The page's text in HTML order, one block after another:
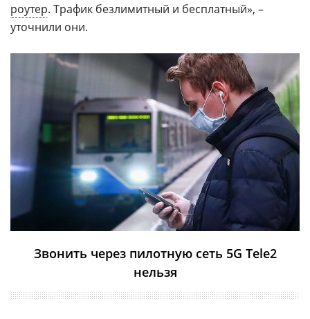
роутер. Трафик безлимитный и бесплатный», –
уточнили они.
Звонить через пилотную сеть 5G Tele2
нельзя